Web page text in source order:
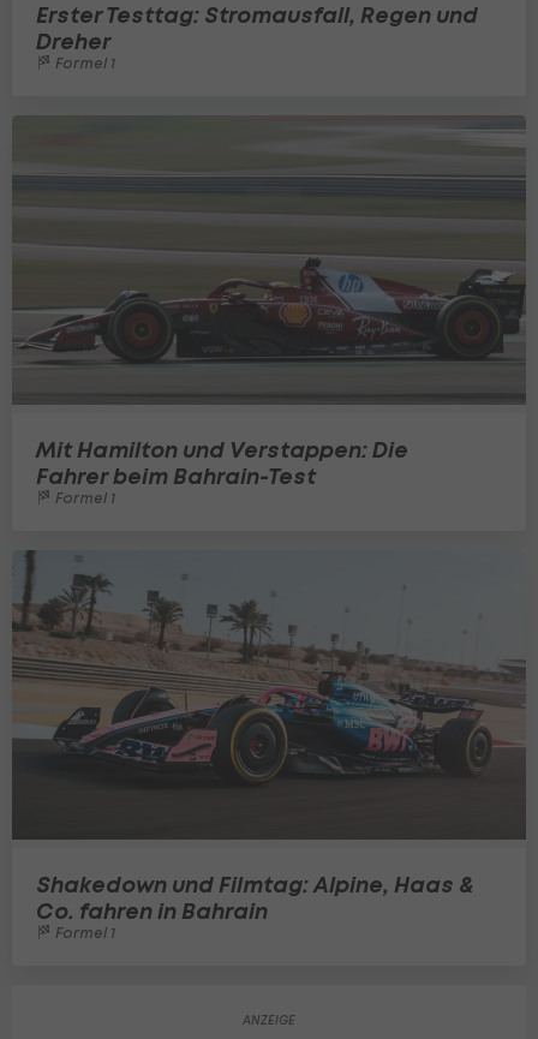
Erster Testtag: Stromausfall, Regen und
Dreher
Formel 1
Mit Hamilton und Verstappen: Die
Fahrer beim Bahrain-Test
Formel 1
Shakedown und Filmtag: Alpine, Haas &
Co. fahren in Bahrain
Formel 1